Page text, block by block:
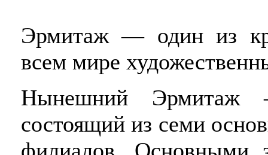
Эрмитаж — один из
всем мире
Нынешний Эрмитаж
состоящий из семи